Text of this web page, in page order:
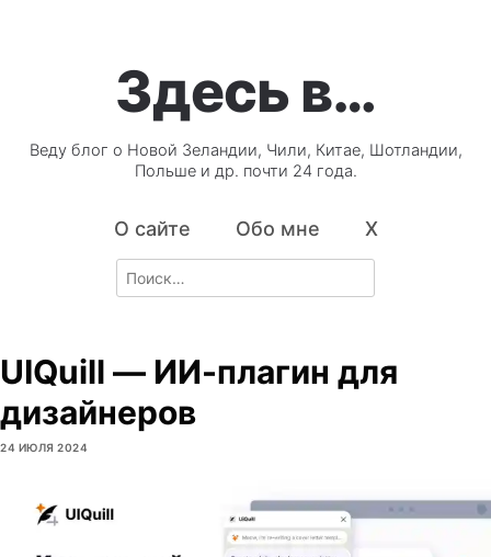
Здесь в…
Веду блог о Новой Зеландии, Чили, Китае, Шотландии,
Польше и др. почти 24 года.
О сайте Обо мне X
Search
for:
UIQuill — ИИ-плагин для
дизайнеров
24 ИЮЛЯ 2024